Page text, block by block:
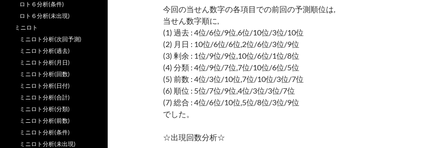
今回の当せん数字の各項目での前回の予測順位は,
当せん数字順に,
(1) 過去 : 4位/6位/9位,6位/10位/3位/10位
(2) 月日 : 10位/6位/6位,2位/6位/3位/9位
(3) 剰余 : 1位/9位/9位,10位/6位/1位/8位
(4) 分類 : 4位/9位/7位,7位/10位/6位/5位
(5) 前数 : 4位/3位/10位,7位/10位/3位/7位
(6) 順位 : 5位/7位/9位,4位/3位/3位/7位
(7) 総合 : 4位/6位/10位,5位/8位/3位/9位
でした。
☆出現回数分析☆
ロト６分析(条件)
ロト６分析(未出現)
ミニロト
ミニロト分析(次回予測)
ミニロト分析(過去)
ミニロト分析(月日)
ミニロト分析(回数)
ミニロト分析(日付)
ミニロト分析(合計)
ミニロト分析(分類)
ミニロト分析(前数)
ミニロト分析(条件)
ミニロト分析(未出現)